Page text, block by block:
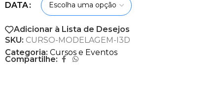
DATA
Adicionar à Lista de Desejos
SKU: CURSO-MODELAGEM-I3D
Categoria: Cursos e Eventos
Compartilhe: